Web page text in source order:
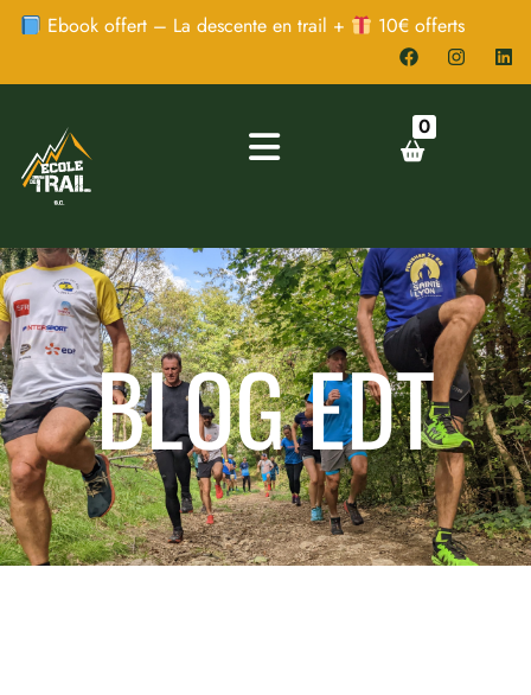
Ebook offert – La descente en trail + 10€ offerts
0
BLOG EDT